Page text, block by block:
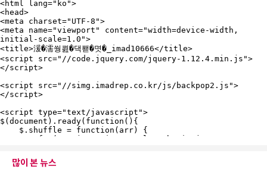
많이 본 뉴스